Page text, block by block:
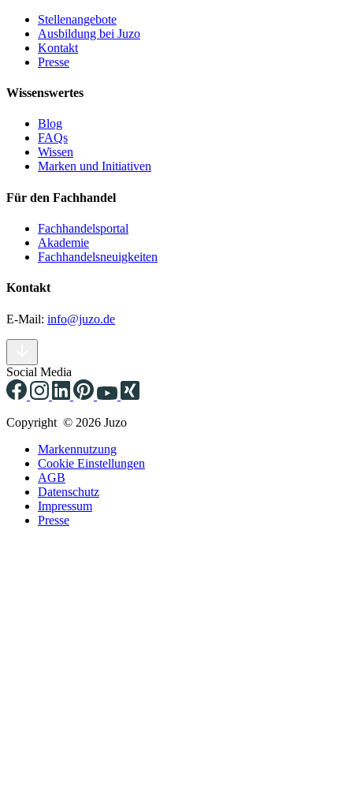
Stellenangebote
Ausbildung bei Juzo
Kontakt
Presse
Wissenswertes
Blog
FAQs
Wissen
Marken und Initiativen
Für den Fachhandel
Fachhandelsportal
Akademie
Fachhandelsneuigkeiten
Kontakt
E-Mail: info@juzo.de
Social Media
Copyright © 2026 Juzo
Markennutzung
Cookie Einstellungen
AGB
Datenschutz
Impressum
Presse